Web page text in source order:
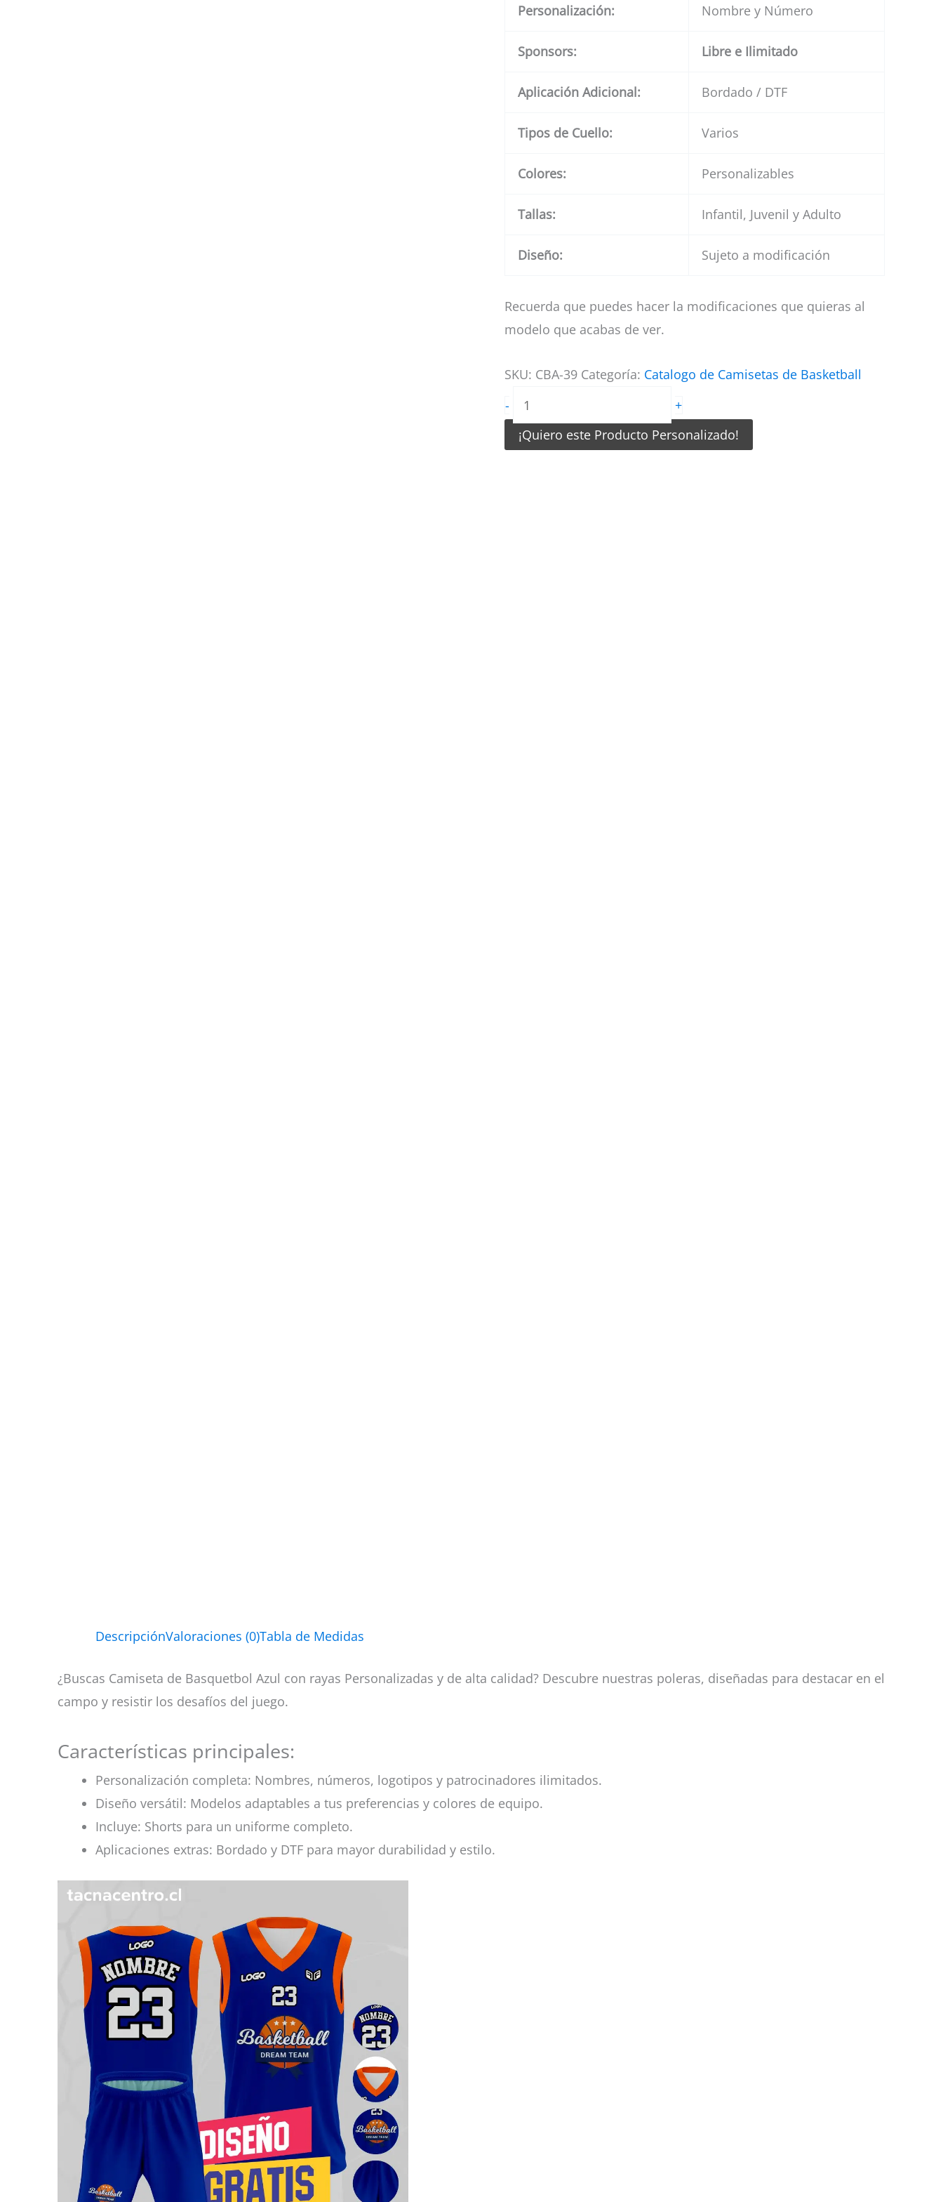
Personalización: Nombre y Número
Sponsors: Libre e Ilimitado
Aplicación Adicional: Bordado / DTF
Tipos de Cuello: Varios
Colores: Personalizables
Tallas: Infantil, Juvenil y Adulto
Diseño: Sujeto a modificación
Recuerda que puedes hacer la modificaciones que quieras al
modelo que acabas de ver.
SKU: CBA-39 Categoría: Catalogo de Camisetas de Basketball
-
Camiseta
de
Basquetbol
+
¡Quiero este Producto Personalizado!
DescripciónValoraciones (0)Tabla de Medidas
¿Buscas Camiseta de Basquetbol Azul con rayas Personalizadas y de alta calidad? Descubre nuestras poleras, diseñadas para destacar en el
campo y resistir los desafíos del juego.
Características principales:
Personalización completa: Nombres, números, logotipos y patrocinadores ilimitados.
Diseño versátil: Modelos adaptables a tus preferencias y colores de equipo.
Incluye: Shorts para un uniforme completo.
Aplicaciones extras: Bordado y DTF para mayor durabilidad y estilo.